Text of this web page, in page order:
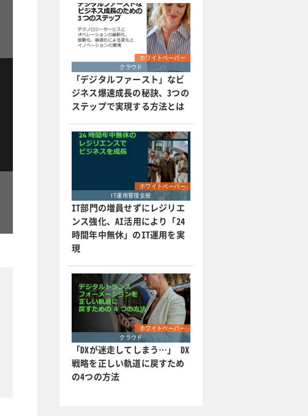
ホワイトペーパー
クラウド
「デジタルファースト」なビ
ジネス爆速成長の秘訣、3つの
ステップで実現する方法とは
ホワイトペーパー
IT運用管理全般
IT部門の増員せずにレジリエ
ンス強化、AI活用により「24
時間年中無休」のIT運用を実
現
ホワイトペーパー
クラウド
「DXが迷走してしまう…」 DX
戦略を正しい軌道に戻すため
の4つの方法